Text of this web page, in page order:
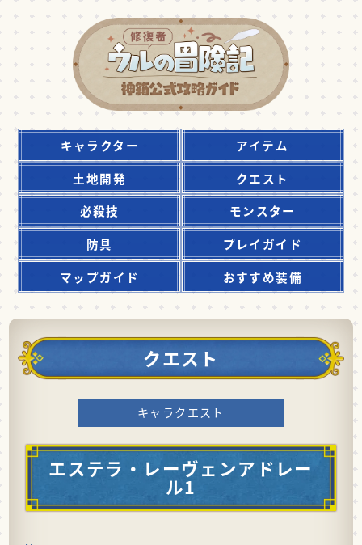
キャラクター
アイテム
土地開発
クエスト
必殺技
モンスター
防具
プレイガイド
マップガイド
おすすめ装備
クエスト
キャラクエスト
エステラ・レーヴェンアドレー
ル1